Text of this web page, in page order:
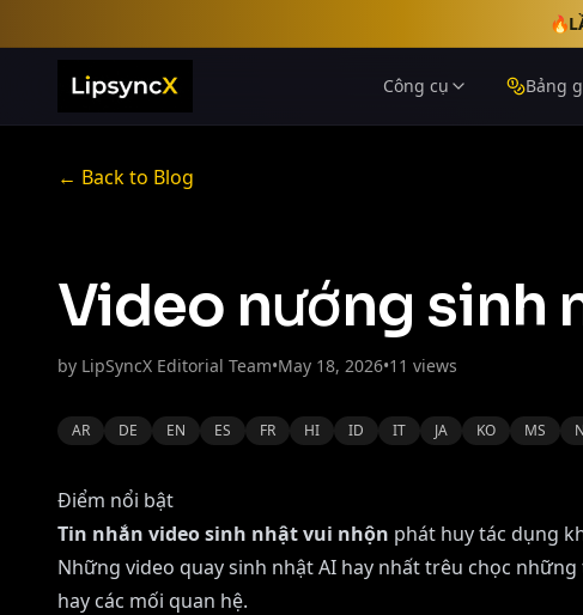
🔥
Công cụ Bảng
← Back to Blog
Video nướng sinh
by LipSyncX Editorial Team•May 18, 2026•11 views
AR DE EN ES FR HI ID IT JA KO MS
Điểm nổi bật
Tin nhắn video sinh nhật vui nhộn phát huy tác dụng
Những video quay sinh nhật AI hay nhất trêu chọc
hay các mối quan hệ.